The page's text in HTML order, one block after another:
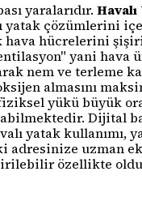
yaralarıdır.
yatak çözümlerini
hava hücrelerini
yani
nem ve terleme
almasını
yükü büyük
Dijital
yatak kullanımı,
adresinize uzman
özellikte